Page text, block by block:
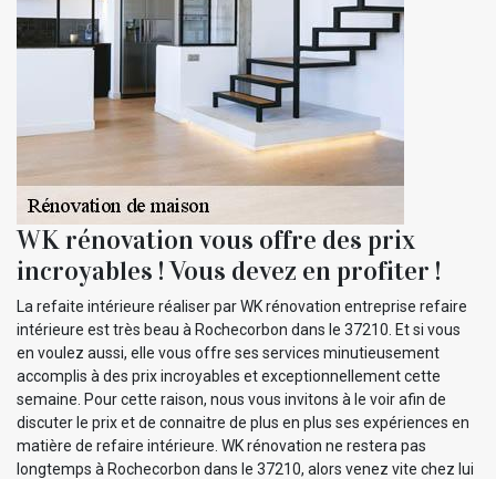
WK rénovation vous offre des prix
incroyables ! Vous devez en profiter !
La refaite intérieure réaliser par WK rénovation entreprise refaire
intérieure est très beau à Rochecorbon dans le 37210. Et si vous
en voulez aussi, elle vous offre ses services minutieusement
accomplis à des prix incroyables et exceptionnellement cette
semaine. Pour cette raison, nous vous invitons à le voir afin de
discuter le prix et de connaitre de plus en plus ses expériences en
matière de refaire intérieure. WK rénovation ne restera pas
longtemps à Rochecorbon dans le 37210, alors venez vite chez lui